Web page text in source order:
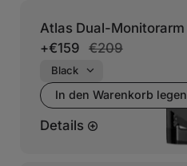
Atlas Dual-Monitorarm
+€159 €209
In den Warenkorb legen
Details